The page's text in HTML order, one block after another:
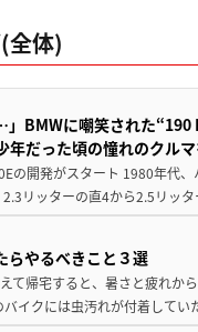
全体)
」BMWに嘲笑された
年だった頃の憧れのクル
の開発がスタート 1980年代
リッターの直4から2.5リッ
らやるべきこと３選
て帰宅すると、暑さと疲れか
バイクには虫汚れが付着して